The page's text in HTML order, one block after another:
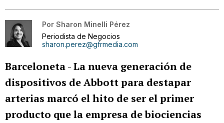
Por Sharon Minelli Pérez
Periodista de Negocios
sharon.perez@gfrmedia.com
Barceloneta-La nueva generación de
dispositivos de Abbott para destapar
arterias marcó el hito de ser el primer
producto que la empresa de biociencias